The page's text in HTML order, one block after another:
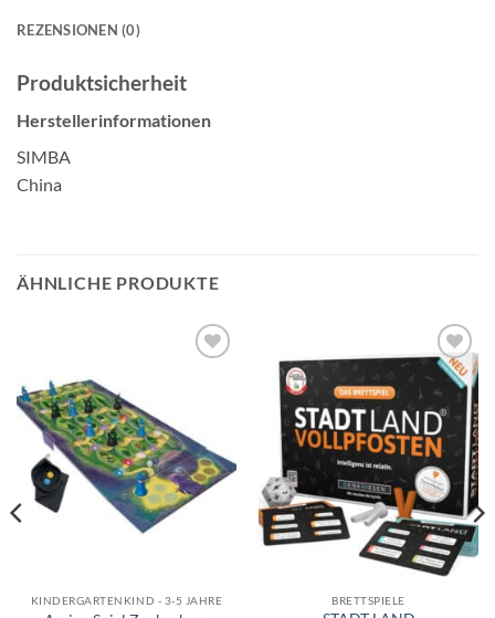
REZENSIONEN (0)
Produktsicherheit
Herstellerinformationen
SIMBA
China
ÄHNLICHE PRODUKTE
KINDERGARTENKIND - 3-5 JAHRE
Auf die
Wunschliste
BRETTSPIELE